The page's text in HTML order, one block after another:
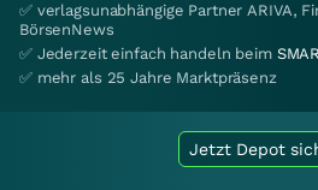
✅ verlagsunabhängige Partner ARIVA,
BörsenNews
✅ Jederzeit einfach handeln beim
✅ mehr als 25 Jahre Marktpräsenz
Jetzt Depot